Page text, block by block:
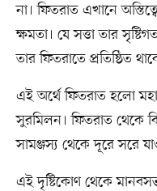
না। ফিতরাত এখানে
ক্ষমতা। যে সত্তা তার
তার ফিতরাতে প্রতিষ্ঠিত
এই অর্থে ফিতরাত হলো
সুরমিলন। ফিতরাত থেকে
সামঞ্জস্য থেকে দূরে সরে
এই দৃষ্টিকোণ থেকে